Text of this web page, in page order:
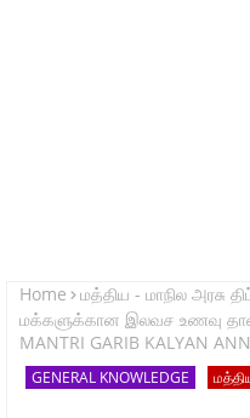
Home மத்திய - மாநில அரசு
மக்களுக்கான இலவச உணவு
MANTRI GARIB KALYAN
GENERAL KNOWLEDGE